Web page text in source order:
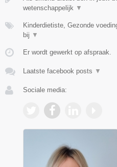
wetenschappelijk ▼
Kinderdietiste, Gezonde
bij ▼
Er wordt gewerkt op afspraak.
Laatste facebook posts ▼
Sociale media: